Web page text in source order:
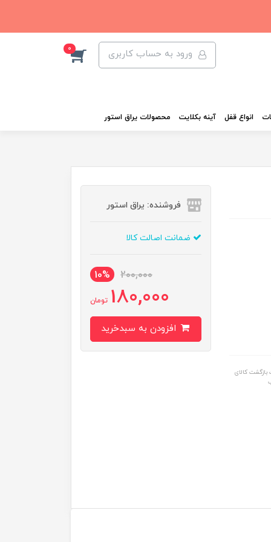
ورود به حساب کاربری 0
انواع قفل آینه بکلایت محصولات یراق استور
کالای
فروشنده: یراق استور
ضمانت اصالت کالا
200,000
10%
180,000 تومان